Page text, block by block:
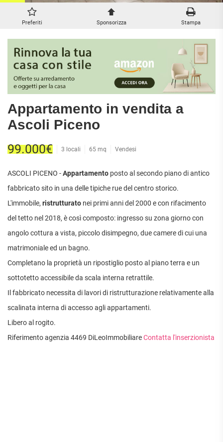
LOFT
MANSARDE
VILLE
RUSTICI E
CASALI
COMMERCIALI
COMMERCIALI
EDIFICABILI
INDUSTRIALI
VILLE DI LUSSO
VILLE CON GIARDINO
IMMOBILI IN AFFITTO
BILOCALI
TRILOCALI
ATTICI
CASE
INDIPENDENTI
LOFT
STANZE
RUSTICI E
LABORATORI
LOCALI
MAGAZZINI
NEGOZI
UFFICI
ATTIVITÀ
IN
GESTIONE
FREQUENTI
APPARTAMENTI
PIANO
PIANO
APPARTAMENTI
CON
GIARDINO
APPARTAMENTI
ALLA
Preferiti Sponsorizza Stampa
Appartamento in vendita a
Ascoli Piceno
99.000€ 3 locali 65 mq Vendesi
ASCOLI PICENO -Appartamento posto al secondo piano di antico
fabbricato sito in una delle tipiche rue del centro storico.
L'immobile, ristrutturato nei primi anni del 2000 e con rifacimento
del tetto nel 2018, è così composto: ingresso su zona giorno con
angolo cottura a vista, piccolo disimpegno, due camere di cui una
matrimoniale ed un bagno.
Completano la proprietà un ripostiglio posto al piano terra e un
sottotetto accessibile da scala interna retrattile.
Il fabbricato necessita di lavori di ristrutturazione relativamente alla
scalinata interna di accesso agli appartamenti.
Libero al rogito.
Riferimento agenzia 4469 DiLeoImmobiliareContatta l'inserzionista